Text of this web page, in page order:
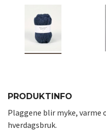
PRODUKTINFO
Plaggene blir myke,
hverdagsbruk.